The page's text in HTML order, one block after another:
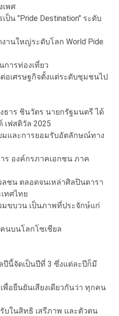
พศ
ป็น "Pride Destination" ระดับ
านใหญ่ระดับโลก World Pide
การท่องเที่ยว
อเศรษฐกิจตั้งแต่ระดับชุมชนไป
ธาร ชินวัตร นายกรัฐมนตรี ได้
เฟสติวัล 2025
มและการยอมรับอัตลักษณ์ทาง
ร องค์กรภาคเอกชน ภาค
ชน ตลอดจนเหล่าศิลปินดารา
ทศไทย
มขบวน เป็นภาพที่ประจักษ์แก่
นบนโลกโซเชียล
ปีนี้จัดเป็นปีที่ 3 ซึ่งแต่ละปีก็มี
อยืนยันเสียงเดียวกันว่า ทุกคน
ในสิทธิ เสรีภาพ และตัวตน